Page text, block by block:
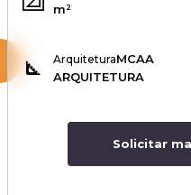
m²
ArquiteturaMCAA
ARQUITETURA
Solicitar